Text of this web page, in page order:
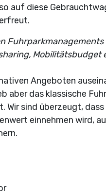
auf diese
Mobilitätsbudget
Angeboten
aber das klassische
sind überzeugt, dass
einnehmen wird,